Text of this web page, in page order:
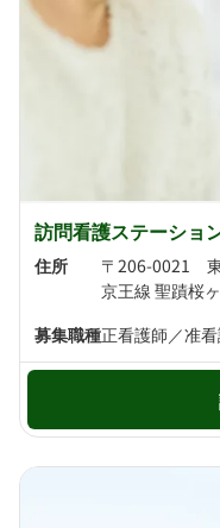
訪問看護ステーショ
住所
〒206-0021
募集職種正看護師／准